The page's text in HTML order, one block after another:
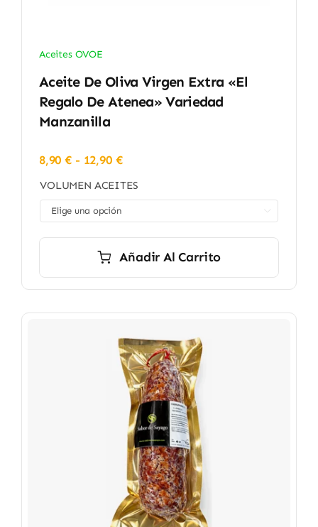
Aceites OVOE
Aceite De Oliva Virgen Extra «El
Regalo De Atenea» Variedad
Manzanilla
8,90€ - 12,90 €Rango
precios:
desde
VOLUMEN ACEITES
Añadir Al Carrito